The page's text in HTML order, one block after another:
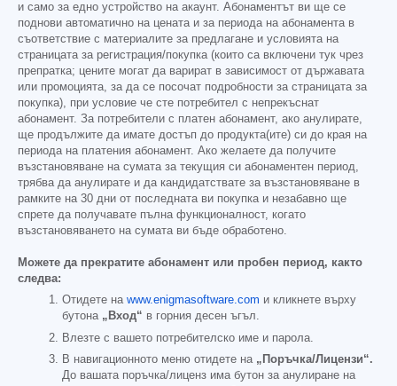
и само за едно устройство на акаунт. Абонаментът ви ще се
поднови автоматично на цената и за периода на абонамента в
съответствие с материалите за предлагане и условията на
страницата за регистрация/покупка (които са включени тук чрез
препратка; цените могат да варират в зависимост от държавата
или промоцията, за да се посочат подробности за страницата за
покупка), при условие че сте потребител с непрекъснат
абонамент. За потребители с платен абонамент, ако анулирате,
ще продължите да имате достъп до продукта(ите) си до края на
периода на платения абонамент. Ако желаете да получите
възстановяване на сумата за текущия си абонаментен период,
трябва да анулирате и да кандидатствате за възстановяване в
рамките на 30 дни от последната ви покупка и незабавно ще
спрете да получавате пълна функционалност, когато
възстановяването на сумата ви бъде обработено.
Можете да прекратите абонамент или пробен период, както
следва:
Отидете на www.enigmasoftware.com и кликнете върху
бутона „Вход“ в горния десен ъгъл.
Влезте с вашето потребителско име и парола.
В навигационното меню отидете на „Поръчка/Лицензи“.
До вашата поръчка/лиценз има бутон за анулиране на